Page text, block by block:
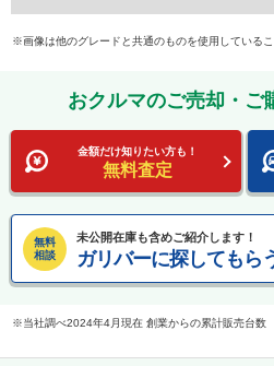
画像は他のグレードと共通のものを使用しているこ
おクルマのご売却・ご
金額だけ知りたい方も！
無料査定
無料
相談
未公開在庫も含めご紹介します！
ガリバーに探してもら
当社調べ2024年4月現在 創業からの累計販売台数